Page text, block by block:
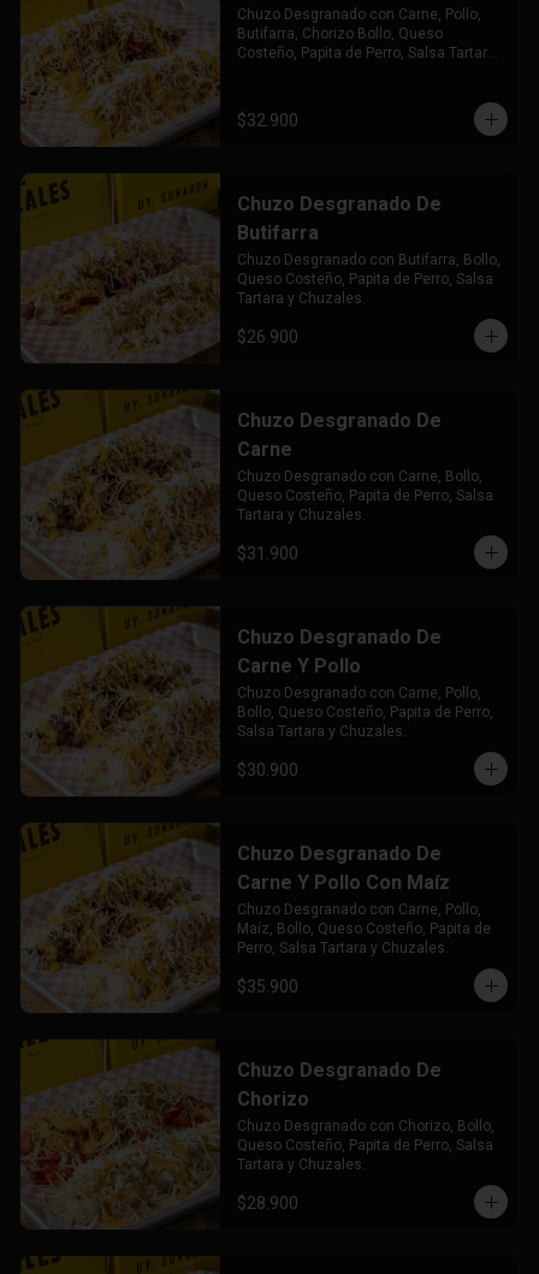
Chuzo Desgranado con Carne, Pollo,
Butifarra, Chorizo Bollo, Queso
Costeño, Papita de Perro, Salsa Tartara
$32.900
Chuzo Desgranado De
Butifarra
Chuzo Desgranado con Butifarra, Bollo,
Queso Costeño, Papita de Perro, Salsa
Tartara y Chuzales.
$26.900
Chuzo Desgranado De
Carne
Chuzo Desgranado con Carne, Bollo,
Queso Costeño, Papita de Perro, Salsa
Tartara y Chuzales.
$31.900
Chuzo Desgranado De
Carne Y Pollo
Chuzo Desgranado con Carne, Pollo,
Bollo, Queso Costeño, Papita de Perro,
Salsa Tartara y Chuzales.
$30.900
Chuzo Desgranado De
Carne Y Pollo Con Maíz
Chuzo Desgranado con Carne, Pollo,
Maíz, Bollo, Queso Costeño, Papita de
Perro, Salsa Tartara y Chuzales.
$35.900
Chuzo Desgranado De
Chorizo
Chuzo Desgranado con Chorizo, Bollo,
Queso Costeño, Papita de Perro, Salsa
Tartara y Chuzales.
$28.900